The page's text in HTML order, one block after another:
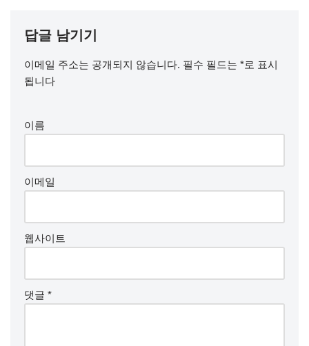
답글 남기기
이메일 주소는 공개되지 않습니다. 필수 필드는 *로 표시
됩니다
이름
이메일
웹사이트
댓글 *